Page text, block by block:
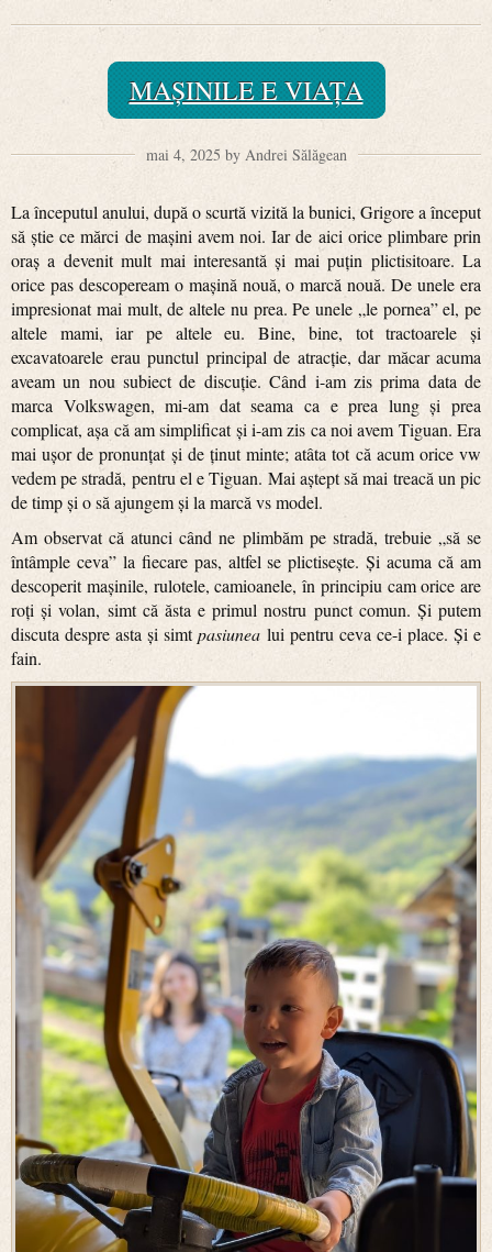
MAȘINILE E VIAȚA
mai 4, 2025 by Andrei Sălăgean
La începutul anului, după o scurtă vizită la bunici, Grigore a început
să știe ce mărci de mașini avem noi. Iar de aici orice plimbare prin
oraș a devenit mult mai interesantă și mai puțin plictisitoare. La
orice pas descopeream o mașină nouă, o marcă nouă. De unele era
impresionat mai mult, de altele nu prea. Pe unele „le pornea” el, pe
altele mami, iar pe altele eu. Bine, bine, tot tractoarele și
excavatoarele erau punctul principal de atracție, dar măcar acuma
aveam un nou subiect de discuție. Când i-am zis prima data de
marca Volkswagen, mi-am dat seama ca e prea lung și prea
complicat, așa că am simplificat și i-am zis ca noi avem Tiguan. Era
mai ușor de pronunțat și de ținut minte; atâta tot că acum orice vw
vedem pe stradă, pentru el e Tiguan. Mai aștept să mai treacă un pic
de timp și o să ajungem și la marcă vs model.
Am observat că atunci când ne plimbăm pe stradă, trebuie „să se
întâmple ceva” la fiecare pas, altfel se plictisește. Și acuma că am
descoperit mașinile, rulotele, camioanele, în principiu cam orice are
roți și volan, simt că ăsta e primul nostru punct comun. Și putem
discuta despre asta și simtpasiunea lui pentru ceva ce-i place. Și e
fain.